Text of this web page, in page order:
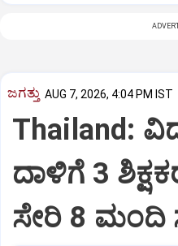
ಜಗತ್ತು AUG 7, 2026, 4:04 PM IST
Thailand:
ದಾಳಿಗೆ 3
ಸೇರಿ 8 ಮಂದಿ